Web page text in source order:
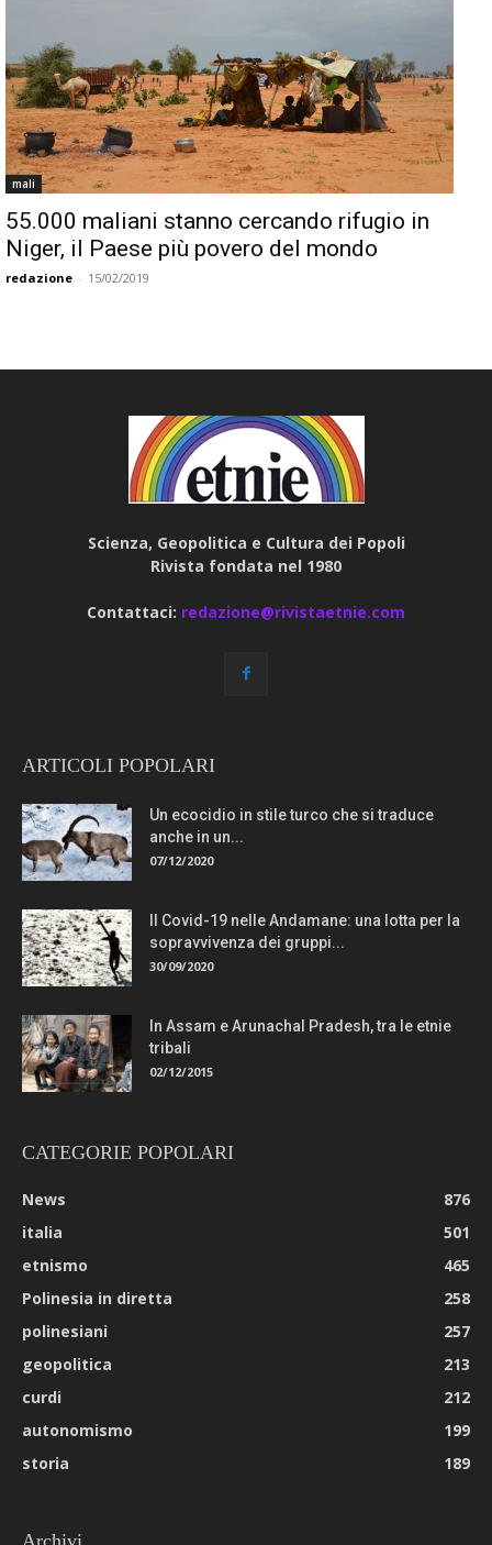
mali
55.000 maliani stanno cercando rifugio in
Niger, il Paese più povero del mondo
redazione - 15/02/2019
Scienza, Geopolitica e Cultura dei Popoli
Rivista fondata nel 1980
Contattaci: redazione@rivistaetnie.com
ARTICOLI POPOLARI
Un ecocidio in stile turco che si traduce
anche in un...
07/12/2020
Il Covid-19 nelle Andamane: una lotta per la
sopravvivenza dei gruppi...
30/09/2020
In Assam e Arunachal Pradesh, tra le etnie
tribali
02/12/2015
CATEGORIE POPOLARI
News
876
italia
501
etnismo
465
Polinesia in diretta
258
polinesiani
257
geopolitica
213
curdi
212
autonomismo
199
storia
189
Archivi